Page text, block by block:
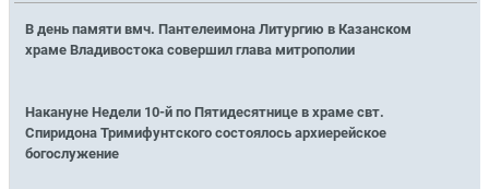
В день памяти вмч. Пантелеимона Литургию в Казанском
храме Владивостока совершил глава митрополии
Накануне Недели 10-й по Пятидесятнице в храме свт.
Спиридона Тримифунтского состоялось архиерейское
богослужение